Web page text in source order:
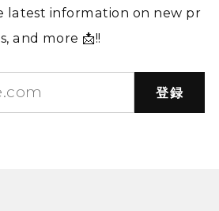
latest information on new pr
and more 📩!!
登録